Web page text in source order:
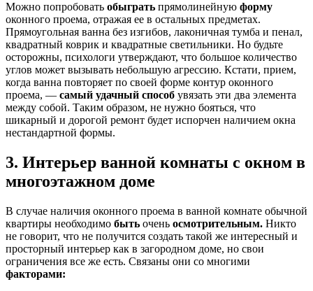
Можно попробовать обыграть прямолинейную форму
оконного проема, отражая ее в остальных предметах.
Прямоугольная ванна без изгибов, лаконичная тумба и пенал,
квадратный коврик и квадратные светильники. Но будьте
осторожны, психологи утверждают, что большое количество
углов может вызывать небольшую агрессию. Кстати, прием,
когда ванна повторяет по своей форме контур оконного
проема, — самый удачный способ увязать эти два элемента
между собой. Таким образом, не нужно бояться, что
шикарный и дорогой ремонт будет испорчен наличием окна
нестандартной формы.
3. Интерьер ванной комнаты с окном в
многоэтажном доме
В случае наличия оконного проема в ванной комнате обычной
квартиры необходимо быть очень осмотрительным. Никто
не говорит, что не получится создать такой же интересный и
просторный интерьер как в загородном доме, но свои
ограничения все же есть. Связаны они со многими
факторами: